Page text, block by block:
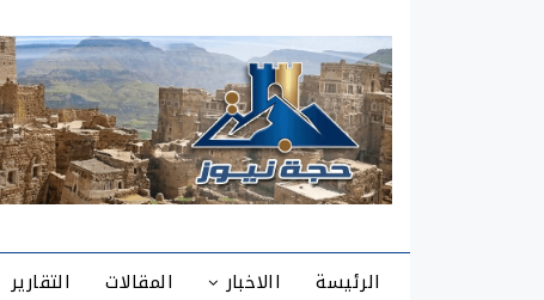
الرئيسة االاخبار المقالات التقارير